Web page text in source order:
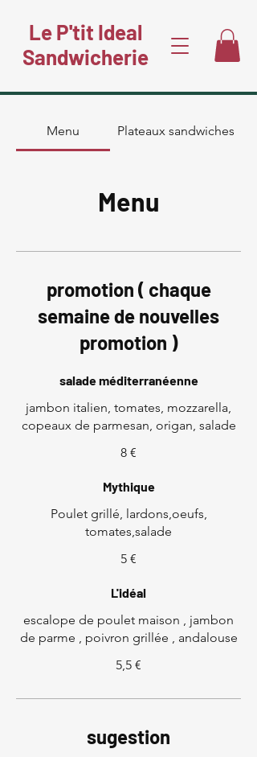
Le P'tit Ideal
Sandwicherie
Menu Plateaux sandwiches
Menu
promotion ( chaque
semaine de nouvelles
promotion )
salade méditerranéenne
jambon italien, tomates, mozzarella,
copeaux de parmesan, origan, salade
8 €
Mythique
Poulet grillé, lardons,oeufs,
tomates,salade
5 €
L'idéal
escalope de poulet maison , jambon
de parme , poivron grillée , andalouse
5,5 €
sugestion